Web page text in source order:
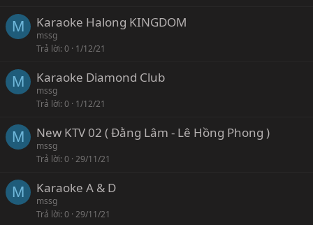
M Karaoke Halong KINGDOM
mssg
Trả lời 0 1/12/21
M Karaoke Diamond Club
mssg
Trả lời 0 1/12/21
M New KTV 02 ( Đằng Lâm - Lê Hồng Phong )
mssg
Trả lời 0 29/11/21
M Karaoke A & D
mssg
Trả lời 0 29/11/21